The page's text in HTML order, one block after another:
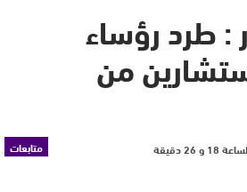
: طرد رؤساء
من
متابعات